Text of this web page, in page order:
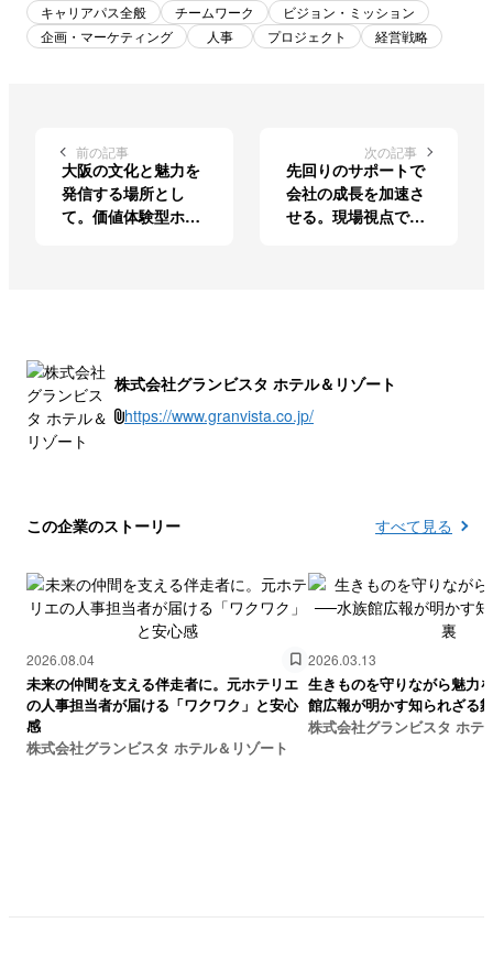
キャリアパス全般 チームワーク
ビジョン・ミッション
企画・マーケティング
人事 プロジェクト 経営戦略
前の記事
大阪の文化と魅力を
発信する場所とし
て。価値体験型ホテ
次の記事
先回りのサポートで
会社の成長を加速さ
せる。現場視点で支
株式会社グランビスタ ホテル＆リゾート
https://www.granvista.co.jp/
この企業のストーリー すべて見る
2026.08.04
未来の仲間を支える伴走者に。元ホテリエ
の人事担当者が届ける「ワクワク」と安心
感
株式会社グランビスタ ホテル＆リゾート
2026.03.13
生きものを守りながら魅力
館広報が明かす知られざる
株式会社グランビスタ ホテ